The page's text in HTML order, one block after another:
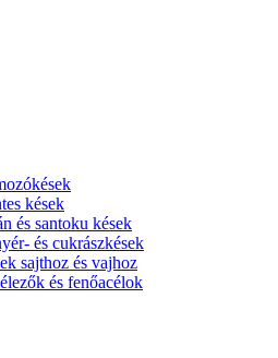
kések
és santoku kések
és cukrászkések
sajthoz és vajhoz
és fenőacélok